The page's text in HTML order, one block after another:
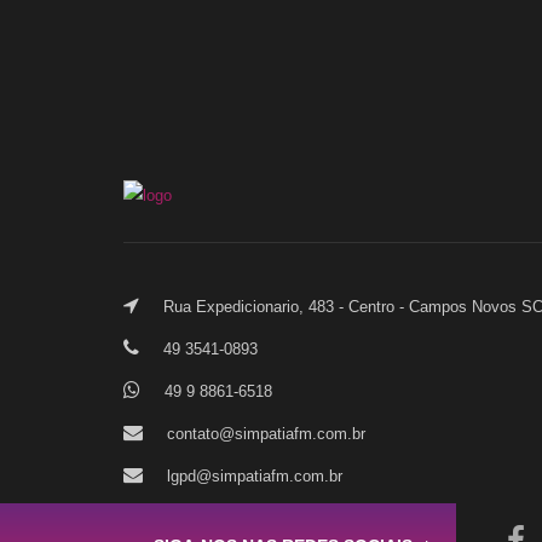
Rua Expedicionario, 483 - Centro - Campos Novos SC
49 3541-0893
49 9 8861-6518
contato@simpatiafm.com.br
lgpd@simpatiafm.com.br